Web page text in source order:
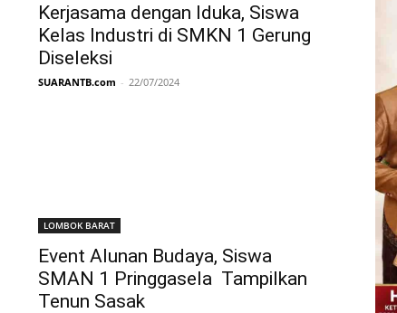
Kerjasama dengan Iduka, Siswa
Kelas Industri di SMKN 1 Gerung
Diseleksi
SUARANTB.com - 22/07/2024
LOMBOK BARAT
Event Alunan Budaya, Siswa
SMAN 1 Pringgasela Tampilkan
Tenun Sasak